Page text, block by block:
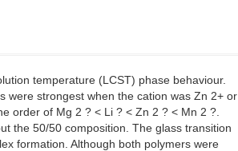
temperature (LCST) phase behaviour.
were strongest when the cation was Zn 2+ or
order of Mg 2 ? < Li ? < Zn 2 ? < Mn 2 ?.
the 50/50 composition. The glass transition
formation. Although both polymers were